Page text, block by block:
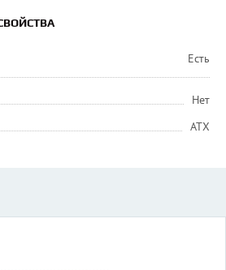
Есть
Нет
ATX